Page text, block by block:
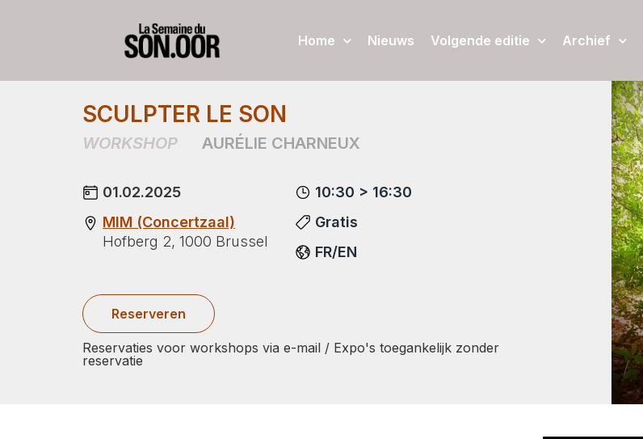
Home Nieuws Volgende editie Archief
SCULPTER LE SON
WORKSHOP AURÉLIE CHARNEUX
01.02.2025
MIM (Concertzaal)
Hofberg 2, 1000 Brussel
10:30 > 16:30
Gratis
FR/EN
Reserveren
Reservaties voor workshops via e-mail / Expo's toegankelijk zonder
reservatie